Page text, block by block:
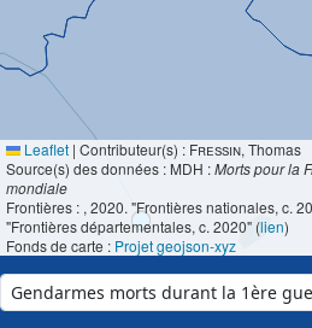
Leaflet | Contributeur(s) : Fressin, Thomas
Source(s) des données : MDH :Morts pour la
mondiale
Frontières : , 2020. "Frontières nationales, c.
"Frontières départementales, c. 2020" (lien)
Fonds de carte : Projet geojson-xyz